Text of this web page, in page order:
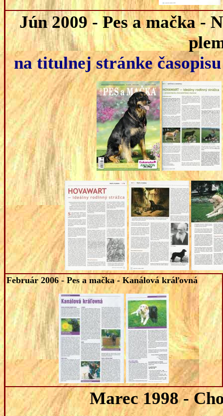
Jún 2009- Pes a mačka -
na titulnej stránke
Február 2006- Pes a mačka - Kanálová kráľovná
Marec 1998-